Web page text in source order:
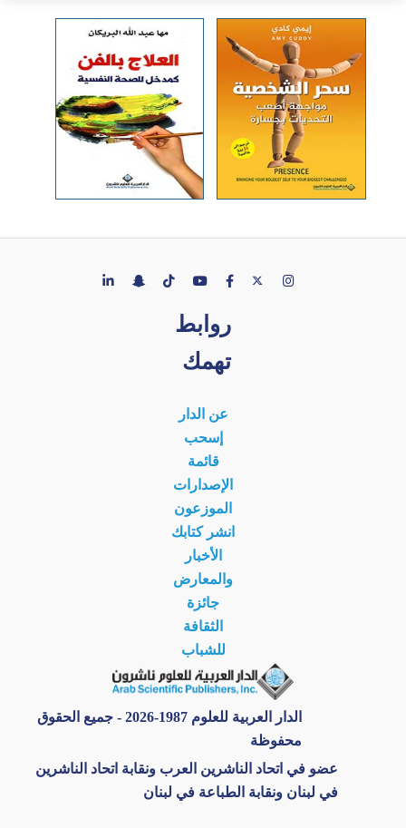
روابط
تهمك
عن الدار
إسحب
قائمة
الإصدارات
الموزعون
انشر كتابك
الأخبار
والمعارض
جائزة
الثقافة
للشباب
الدار العربية للعلوم 1987-2026 - جميع الحقوق
محفوظة
عضو في اتحاد الناشرين العرب ونقابة اتحاد الناشرين
في لبنان ونقابة الطباعة في لبنان